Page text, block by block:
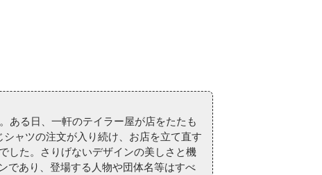
る日、一軒のテイラー屋が店をたたも
ャツの注文が入り続け、お店を立て直す
した。さりげないデザインの美しさと機
であり、登場する人物や団体名等はすべ